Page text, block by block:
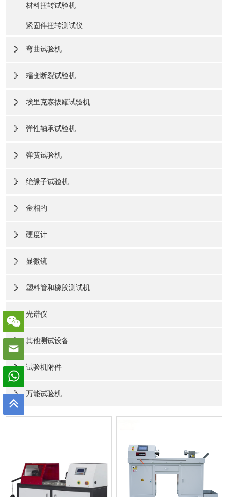
材料扭转试验机
紧固件扭转测试仪
弯曲试验机
蠕变断裂试验机
埃里克森拔罐试验机
弹性轴承试验机
弹簧试验机
绝缘子试验机
金相的
硬度计
显微镜
塑料管和橡胶测试机
光谱仪
其他测试设备
试验机附件
万能试验机